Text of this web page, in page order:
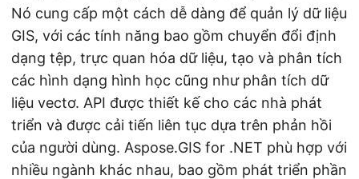
Nó cung cấp một cách dễ dàng để quản lý dữ liệu
GIS, với các tính năng bao gồm chuyển đổi định
dạng tệp, trực quan hóa dữ liệu, tạo và phân tích
các hình dạng hình học cũng như phân tích dữ
liệu vectơ. API được thiết kế cho các nhà phát
triển và được cải tiến liên tục dựa trên phản hồi
của người dùng. Aspose.GIS for .NET phù hợp với
nhiều ngành khác nhau, bao gồm phát triển phần